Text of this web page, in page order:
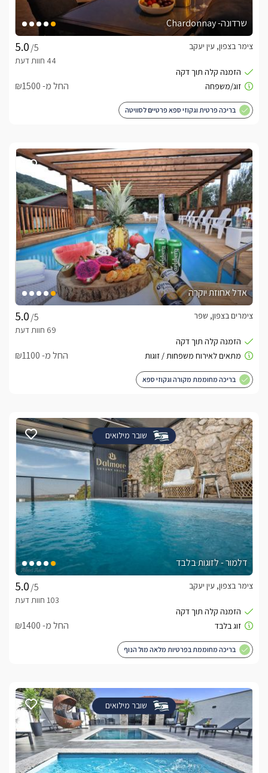
שרדונה- Chardonnay
/5
צימר בצפון, עין יעקב
החל מ- ₪1500
בריכה פרטית וגקוזי ספא פרטיים לסוויטה
אדל אחוזת יוקרה
/5
צימרים בצפון, שפר
החל מ- ₪1100
בריכה מחוממת מקורה וגקוזי ספא
שובר מילואים
דלמור - לזוגות בלבד
/5
צימר בצפון, עין יעקב
החל מ- ₪1400
בריכה מחוממת בפרטיות מלאה מול הנוף
שובר מילואים